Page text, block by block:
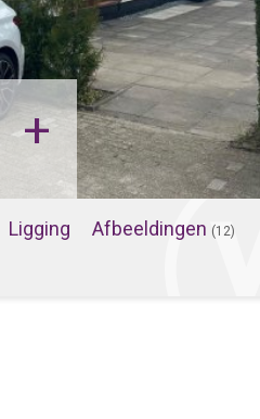
+
Ligging Afbeeldingen (12)